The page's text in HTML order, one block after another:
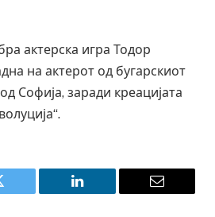
актерска игра Тодор
на актерот од бугарскиот
Софија, заради креацијата
LinkedIn Email